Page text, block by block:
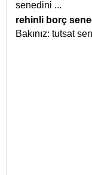
senedini ...
rehinli borç
Bakınız: tutsat